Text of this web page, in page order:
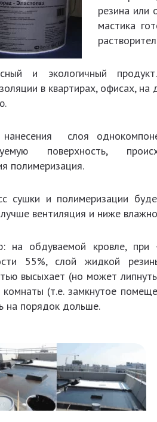
резина или
мастика
и экологичный
в квартирах, офисах,
слоя
поверхность,
полимеризация.
сушки и полимеризации
вентиляция и ниже
на обдуваемой кровле,
55%, слой жидкой
высыхает (но может
комнаты (т.е. замкнутое
на порядок дольше.